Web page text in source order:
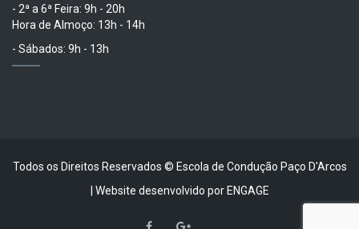
- 2ª a 6ª Feira: 9h - 20h
Hora de Almoço: 13h - 14h
- Sábados: 9h - 13h
Todos os Direitos Reservados © Escola de Condução Paço D'Arcos
| Website desenvolvido por ENGAGE